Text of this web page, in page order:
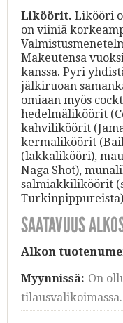
Liköörit. Likööri
on viiniä
Makeutensa
kanssa. Pyri
jälkiruoan
omiaan myös
hedelmäliköörit
kahviliköörit
kermaliköörit
(lakkalikööri),
Naga Shot),
salmiakkiliköörit
SAATAVUUS
Alkon
Myynnissä: On